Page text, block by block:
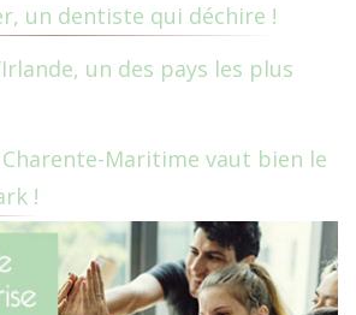
un dentiste qui déchire !
un des pays les plus
Charente-Maritime vaut bien le
!